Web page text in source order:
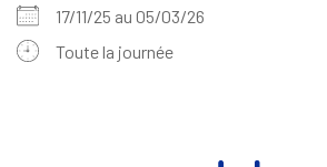
17/11/25 au 05/03/26
Toute la journée